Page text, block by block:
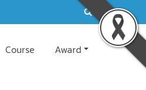
Course Award